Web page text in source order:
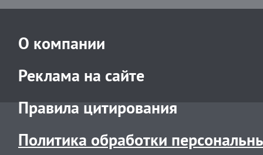
О компании
Реклама на сайте
Правила цитирования
Политика обработки